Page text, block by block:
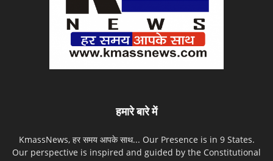
हमारे बारे में
KmassNews, हर समय आपके साथ... Our Presence is in 9 States.
Our perspective is inspired and guided by the Constitutional